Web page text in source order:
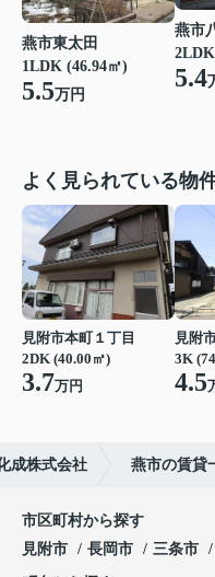
燕市東太田
1LDK (46.94㎡)
5.5万円
燕市
5.4
よく見られている物
見附市本町１丁目
2DK (40.00㎡)
3.7万円
見附
3K
4.5
成株式会社 燕市の賃貸
市区町村から探す
見附市
長岡市 三条市